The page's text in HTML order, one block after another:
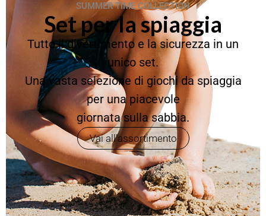
SUMMER TIME COLLECTION
Set per la spiaggia
Tutto il divertimento e la sicurezza in un
unico set.
Una vasta selezione di giochi da spiaggia
per una piacevole
giornata sulla sabbia.
Vai all'assortimento